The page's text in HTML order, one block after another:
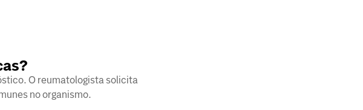
O reumatologista solicita
no organismo.